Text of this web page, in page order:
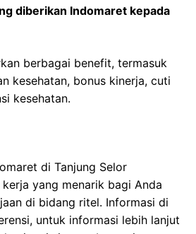
diberikan Indomaret kepada
berbagai benefit, termasuk
kesehatan, bonus kinerja, cuti
kesehatan.
di Tanjung Selor
yang menarik bagi Anda
di bidang ritel. Informasi di
untuk informasi lebih lanjut